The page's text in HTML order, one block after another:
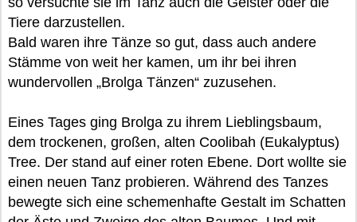
Tiere darzustellen.
Bald waren ihre Tänze so gut, dass auch andere
Stämme von weit her kamen, um ihr bei ihren
wundervollen „Brolga Tänzen“ zuzusehen.
Eines Tages ging Brolga zu ihrem Lieblingsbaum,
dem trockenen, großen, alten Coolibah (Eukalyptus)
Tree. Der stand auf einer roten Ebene. Dort wollte sie
einen neuen Tanz probieren. Während des Tanzes
bewegte sich eine schemenhafte Gestalt im Schatten